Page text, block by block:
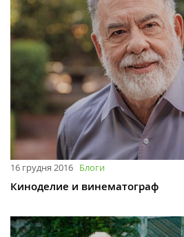
16 грудня 2016 Блоги
Киноделие и винематограф